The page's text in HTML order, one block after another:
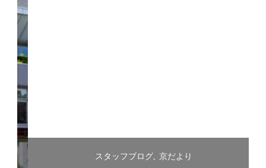
スタッフブログ 京だより